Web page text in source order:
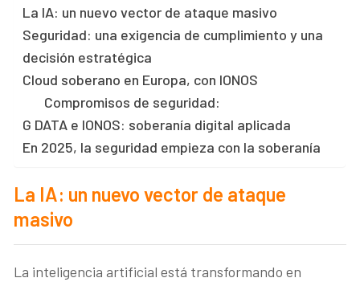
La IA: un nuevo vector de ataque masivo
Seguridad: una exigencia de cumplimiento y una
decisión estratégica
Cloud soberano en Europa, con IONOS
Compromisos de seguridad:
G DATA e IONOS: soberanía digital aplicada
En 2025, la seguridad empieza con la soberanía
La IA: un nuevo vector de ataque
masivo
La inteligencia artificial está transformando en